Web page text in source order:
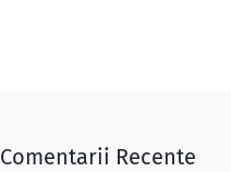
Comentarii Recente